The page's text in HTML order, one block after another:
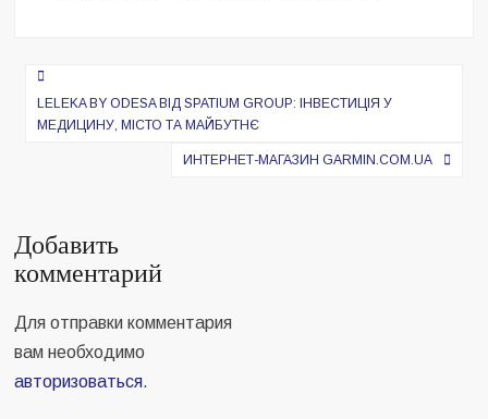
Навигация
по
LELEKA BY ODESA ВІД SPATIUM GROUP: ІНВЕСТИЦІЯ У
МЕДИЦИНУ, МІСТО ТА МАЙБУТНЄ
ИНТЕРНЕТ-МАГАЗИН GARMIN.COM.UA
Добавить
комментарий
Для отправки комментария
вам необходимо
авторизоваться.